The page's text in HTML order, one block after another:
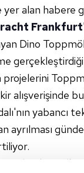
yer alan habere
Frankfurt
Dino
projelerini
alışverişinde
yabancı
ayrılması
ise ilk